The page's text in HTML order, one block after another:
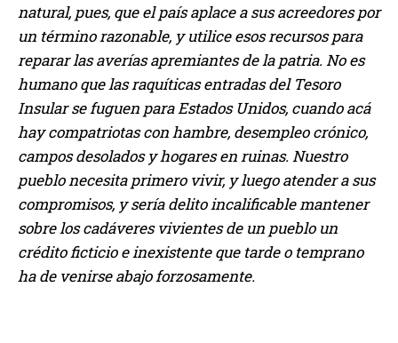
natural, pues, que el país aplace a sus acreedores por
un término razonable, y utilice esos recursos para
reparar las averías apremiantes de la patria. No es
humano que las raquíticas entradas del Tesoro
Insular se fuguen para Estados Unidos, cuando acá
hay compatriotas con hambre, desempleo crónico,
campos desolados y hogares en ruinas. Nuestro
pueblo necesita primero vivir, y luego atender a sus
compromisos, y sería delito incalificable mantener
sobre los cadáveres vivientes de un pueblo un
crédito ficticio e inexistente que tarde o temprano
ha de venirse abajo forzosamente.